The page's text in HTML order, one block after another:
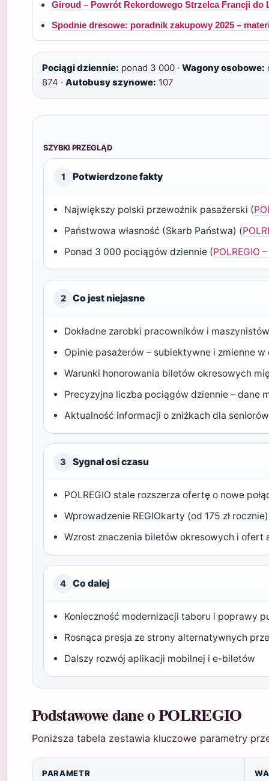
Giroud – Powrót Rekordowego Strzelca Francji do
Spodnie dresowe: poradnik zakupowy 2025 –
Pociągi dziennie: ponad 3 000 · Wagony osobowe:
874 · Autobusy szynowe: 107
SZYBKI PRZEGLĄD
1 Potwierdzone fakty
Największy polski przewoźnik pasażerski (
Państwowa własność (Skarb Państwa) (
Ponad 3 000 pociągów dziennie (POLREGIO
2 Co jest niejasne
Dokładne zarobki pracowników i
Opinie pasażerów – subiektywne i zmienne w
Warunki honorowania biletów okresowych
Precyzyjna liczba pociągów dziennie – dane
Aktualność informacji o zniżkach dla
3 Sygnał osi czasu
POLREGIO stale rozszerza ofertę o nowe
Wprowadzenie REGIOkarty (od 175 zł
Wzrost znaczenia biletów okresowych i ofert
4 Co dalej
Konieczność modernizacji taboru i poprawy
Rosnąca presja ze strony alternatywnych
Dalszy rozwój aplikacji mobilnej i e-biletów
Podstawowe dane o POLREGIO
Poniższa tabela zestawia kluczowe parametry
PARAMETR